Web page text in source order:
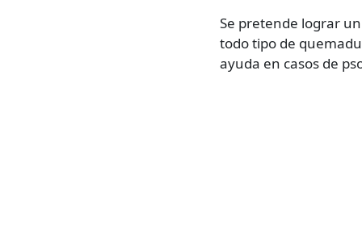
Se pretende lograr
todo tipo de
ayuda en casos de